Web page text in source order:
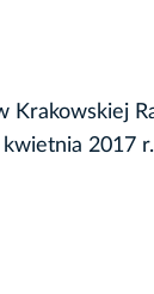
Krakowskiej
2017